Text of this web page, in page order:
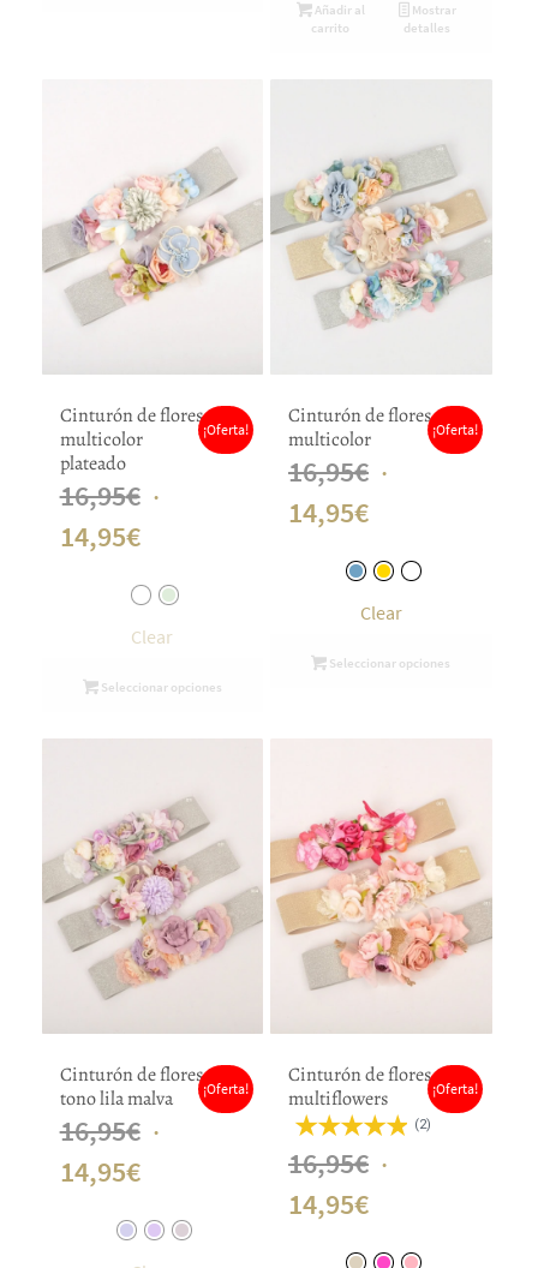
era:
actual
Añadir al
carrito
Mostrar
detalles
Cinturón de flores
multicolor
plateado
16,95€ El
original
era:
14,95€El
precio
actual
14,95€.
¡Oferta!
Clear
Seleccionar opciones
Cinturón de flores
multicolor
16,95€ El
original
era:
14,95€El
precio
actual
14,95€.
¡Oferta!
Clear
Seleccionar opciones
Cinturón de flores
tono lila malva
16,95€ El
original
era:
14,95€El
precio
actual
¡Oferta!
Cinturón de flores
multiflowers
(2)
16,95€ El
original
14,95€El
precio
¡Oferta!